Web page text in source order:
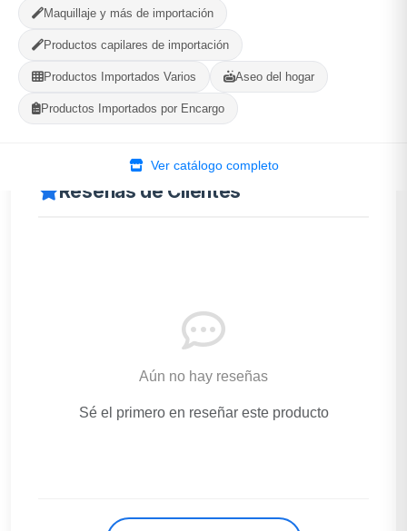
Maquillaje y más de importación
Productos capilares de importación
Productos Importados Varios Aseo del hogar
Productos Importados por Encargo
Ver catálogo completo
Peina y fija las pestañas. Viene con su brochita
Reseñas de Clientes
Aún no hay reseñas
Sé el primero en reseñar este producto